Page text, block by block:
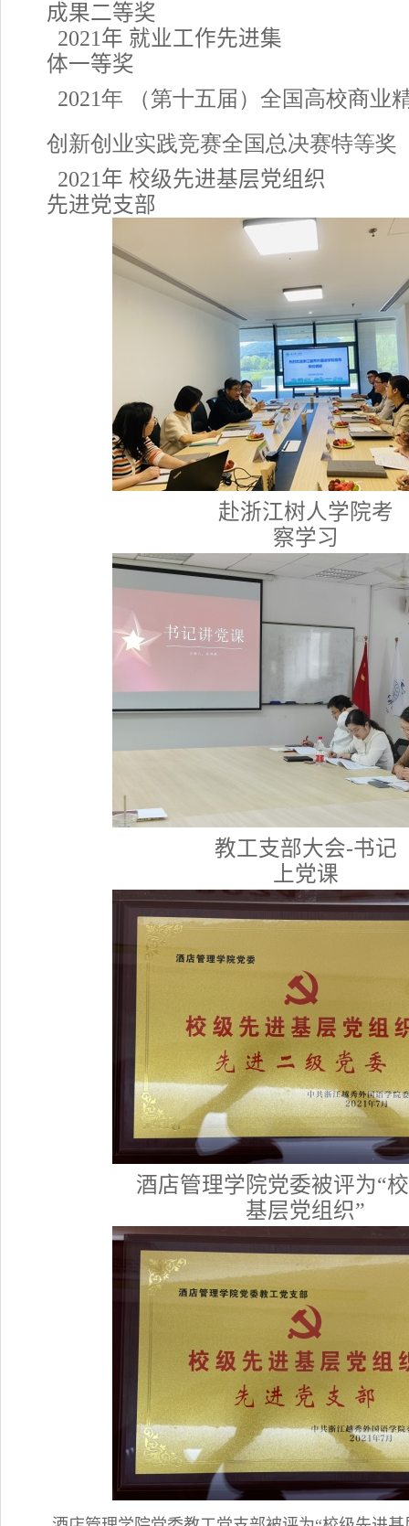
成果二等奖
2021年 就业工作先进集
体一等奖
2021年 （第十五届）全国高校商业
创新创业实践竞赛全国总决赛特等奖
2021年 校级先进基层党组织
先进党支部
赴浙江树人学院考
察学习
教工支部大会-书记
上党课
酒店管理学院党委被评为“
基层党组织”